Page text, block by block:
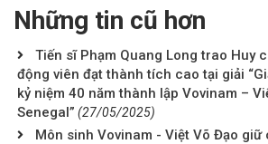
Những tin cũ hơn
Tiến sĩ Phạm Quang Long trao Huy
động viên đạt thành tích cao tại giải
kỷ niệm 40 năm thành lập Vovinam –
Senegal” (27/05/2025)
Môn sinh Vovinam - Việt Võ Đạo